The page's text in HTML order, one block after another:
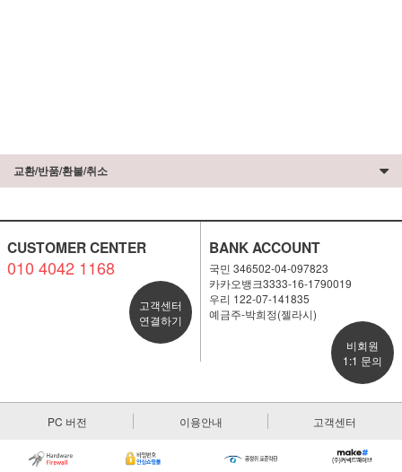
교환/반품/환불/취소
CUSTOMER CENTER
010 4042 1168
고객센터
연결하기
BANK ACCOUNT
국민 346502-04-097823
카카오뱅크3333-16-1790019
우리 122-07-141835
예금주-박희정(젤라시)
비회원
1:1 문의
PC 버전 이용안내 고객센터